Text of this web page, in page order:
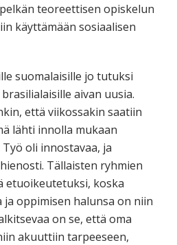
teoreettisen opiskelun
käyttämään sosiaalisen
suomalaisille jo tutuksi
aivan uusia.
että viikossakin saatiin
lähti innolla mukaan
oli innostavaa, ja
Tällaisten ryhmien
etuoikeutetuksi, koska
oppimisen halunsa on niin
on se, että oma
akuuttiin tarpeeseen,